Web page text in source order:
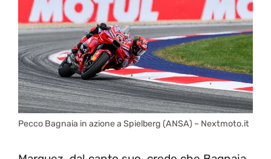
Pecco Bagnaia in azione a Spielberg (ANSA) – Nextmoto.it